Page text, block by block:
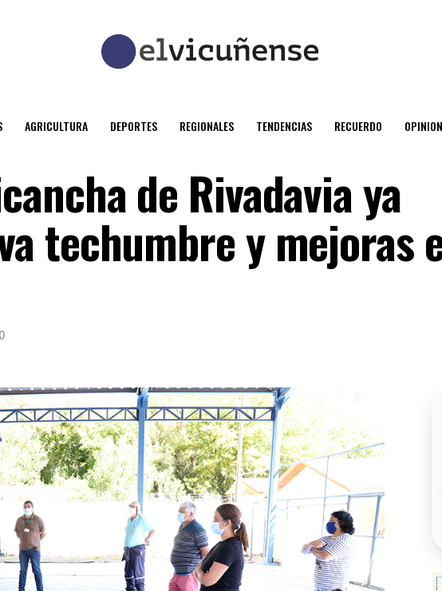
AGRICULTURA DEPORTES REGIONALES TENDENCIAS RECUERDO OPINION
de Rivadavia ya
techumbre y mejoras